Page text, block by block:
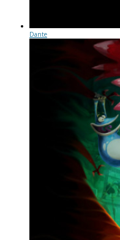
Dante